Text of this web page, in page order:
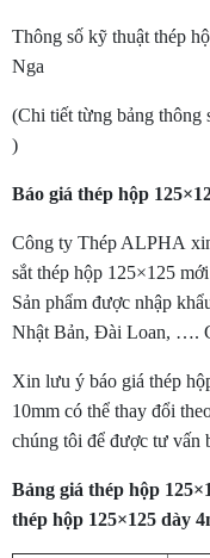
Thông số kỹ thuật thép
Nga
(Chi tiết từng bảng thông
)
Báo giá thép hộp
Công ty Thép ALPHA
sắt thép hộp 125×125
Sản phẩm được nhập
Nhật Bản, Đài Loan, ….
Xin lưu ý báo giá thép
10mm có thể thay đổi
chúng tôi để được tư vấn
Bảng giá thép hộp
thép hộp 125×125 dày